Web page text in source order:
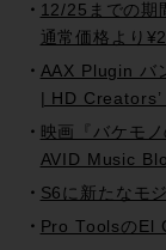
12/25までの期
通常価格より
AAX Plugin バ
| HD
映画『バケモ
AVID Music
S6に新たなモ
Pro ToolsのEl